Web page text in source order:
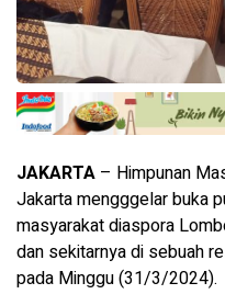
JAKARTA – Himpunan
Jakarta mengggelar buka
masyarakat diaspora
dan sekitarnya di sebuah
pada Minggu (31/3/2024).